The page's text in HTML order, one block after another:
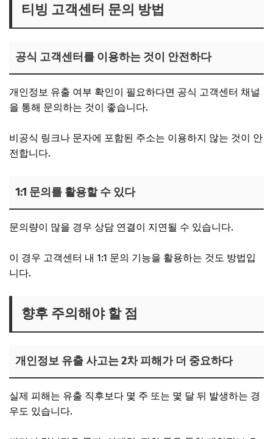
티빙 고객센터 문의 방법
공식 고객센터를 이용하는 것이 안전하다
개인정보 유출 여부 확인이 필요하다면 공식 고객센터 채널
을 통해 문의하는 것이 좋습니다.
비공식 링크나 문자에 포함된 주소는 이용하지 않는 것이 안
전합니다.
1:1 문의를 활용할 수 있다
문의량이 많을 경우 상담 연결이 지연될 수 있습니다.
이 경우 고객센터 내 1:1 문의 기능을 활용하는 것도 방법입
니다.
향후 주의해야 할 점
개인정보 유출 사고는 2차 피해가 더 중요하다
실제 피해는 유출 직후보다 몇 주 또는 몇 달 뒤 발생하는 경
우도 있습니다.